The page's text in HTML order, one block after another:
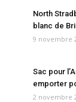
North
blanc de
9 novembre
Sac pour
emporter
2 novembre